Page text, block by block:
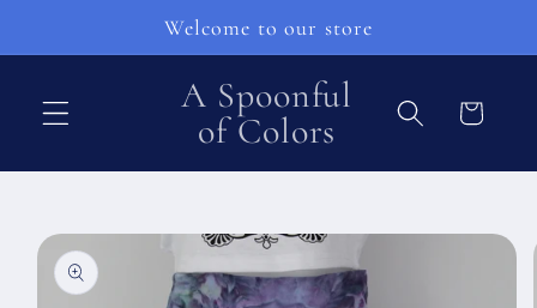
контенту
Welcome to our store
A Spoonful
of Colors
Корзина
Перейти к
информации
о продукте